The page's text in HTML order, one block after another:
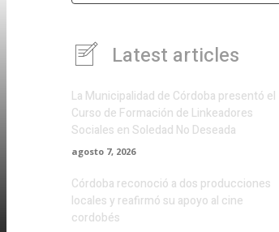
Latest articles
La Municipalidad de Córdoba presentó el
Curso de Formación de Linkeadores
Sociales en Soledad No Deseada
agosto 7, 2026
Córdoba reconoció a dos producciones
locales y reafirmó su apoyo al cine
cordobés